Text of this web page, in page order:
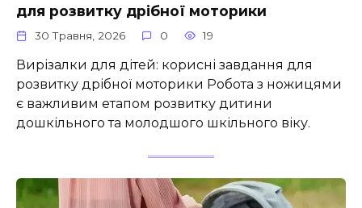
для розвитку дрібної моторики
30 Травня, 2026 0 19
Вирізалки для дітей: корисні завдання для
розвитку дрібної моторики Робота з ножицями
є важливим етапом розвитку дитини
дошкільного та молодшого шкільного віку.